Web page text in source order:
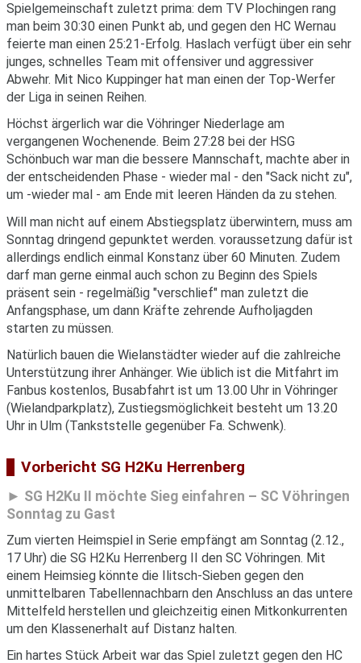
Spielgemeinschaft zuletzt prima: dem TV Plochingen rang
man beim 30:30 einen Punkt ab, und gegen den HC Wernau
feierte man einen 25:21-Erfolg. Haslach verfügt über ein sehr
junges, schnelles Team mit offensiver und aggressiver
Abwehr. Mit Nico Kuppinger hat man einen der Top-Werfer
der Liga in seinen Reihen.
Höchst ärgerlich war die Vöhringer Niederlage am
vergangenen Wochenende. Beim 27:28 bei der HSG
Schönbuch war man die bessere Mannschaft, machte aber in
der entscheidenden Phase - wieder mal - den "Sack nicht zu",
um -wieder mal - am Ende mit leeren Händen da zu stehen.
Will man nicht auf einem Abstiegsplatz überwintern, muss am
Sonntag dringend gepunktet werden. voraussetzung dafür ist
allerdings endlich einmal Konstanz über 60 Minuten. Zudem
darf man gerne einmal auch schon zu Beginn des Spiels
präsent sein - regelmäßig "verschlief" man zuletzt die
Anfangsphase, um dann Kräfte zehrende Aufholjagden
starten zu müssen.
Natürlich bauen die Wielanstädter wieder auf die zahlreiche
Unterstützung ihrer Anhänger. Wie üblich ist die Mitfahrt im
Fanbus kostenlos, Busabfahrt ist um 13.00 Uhr in Vöhringer
(Wielandparkplatz), Zustiegsmöglichkeit besteht um 13.20
Uhr in Ulm (Tankststelle gegenüber Fa. Schwenk).
Vorbericht SG H2Ku Herrenberg
SG H2Ku II möchte Sieg einfahren – SC Vöhringen
Sonntag zu Gast
Zum vierten Heimspiel in Serie empfängt am Sonntag (2.12.,
17 Uhr) die SG H2Ku Herrenberg II den SC Vöhringen. Mit
einem Heimsieg könnte die Ilitsch-Sieben gegen den
unmittelbaren Tabellennachbarn den Anschluss an das untere
Mittelfeld herstellen und gleichzeitig einen Mitkonkurrenten
um den Klassenerhalt auf Distanz halten.
Ein hartes Stück Arbeit war das Spiel zuletzt gegen den HC